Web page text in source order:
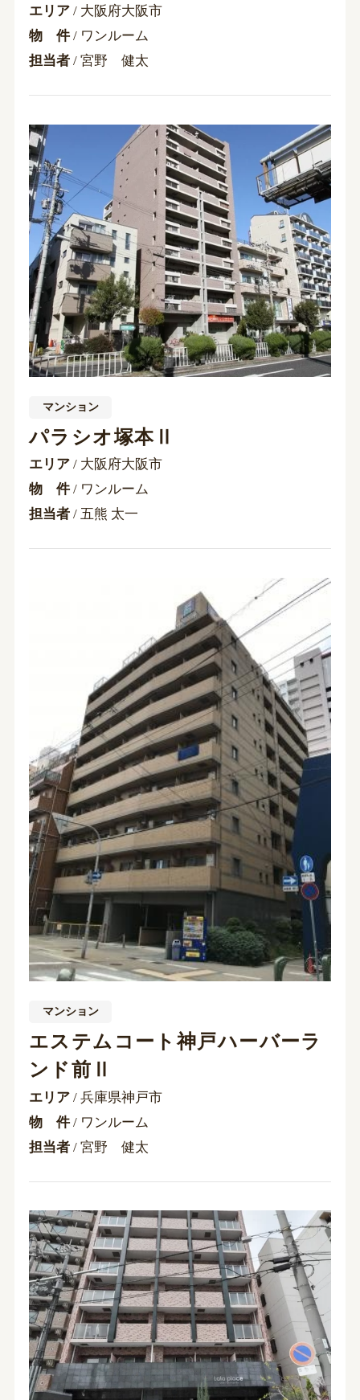
エリア/ 大阪府大阪市
物 件/ ワンルーム
担当者/ 宮野 健太
マンション
パラシオ塚本Ⅱ
エリア/ 大阪府大阪市
物 件/ ワンルーム
担当者/ 五熊 太一
マンション
エステムコート神戸ハーバーラ
ンド前Ⅱ
エリア/ 兵庫県神戸市
物 件/ ワンルーム
担当者/ 宮野 健太